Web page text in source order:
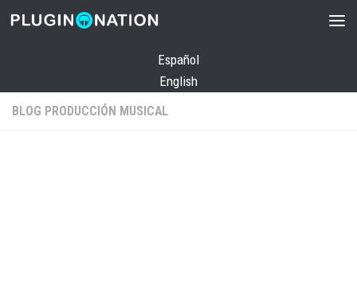
Saltar al contenido
Español
English
BLOG PRODUCCIÓN MUSICAL